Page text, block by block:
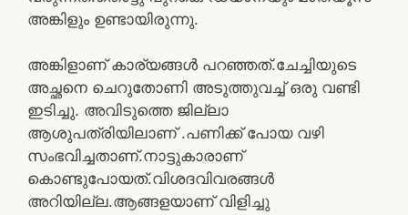
അങ്കിളും ഉണ്ടായിരുന്നു.
അങ്കിളാണ് കാര്യങ്ങൾ പറഞ്ഞത്.ചേച്ചിയുടെ
അച്ഛനെ ചെറുതോണി അടുത്തുവച്ച് ഒരു വണ്ടി
ഇടിച്ചു. അവിടുത്തെ ജില്ലാ
ആശുപത്രിയിലാണ് .പണിക്ക് പോയ വഴി
സംഭവിച്ചതാണ്.നാട്ടുകാരാണ്
കൊണ്ടുപോയത്.വിശദവിവരങ്ങൾ
അറിയില്ല.ആങ്ങളയാണ് വിളിച്ചു